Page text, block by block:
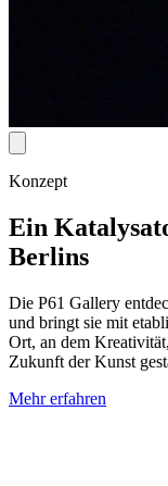
Konzept
Ein
Berlins
Die P61 Gallery
und bringt sie mit
Ort, an dem
Zukunft der Kunst
Mehr erfahren